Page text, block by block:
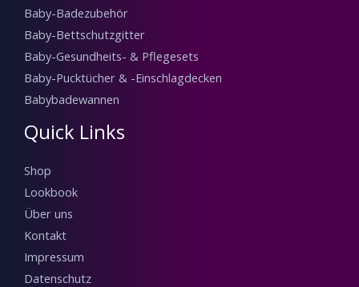
Baby-Badezubehör
Baby-Bettschutzgitter
Baby-Gesundheits- & Pflegesets
Baby-Pucktücher & -Einschlagdecken
Babybadewannen
Quick Links
Shop
Lookbook
Über uns
Kontakt
Impressum
Datenschutz